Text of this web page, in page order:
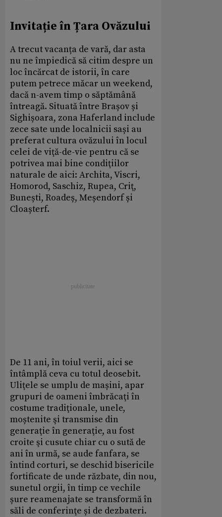
Invitație în Țara Ovăzului
A trecut vacanța de vară, dar asta
nu ne împiedică să citim despre un
loc încărcat de istorii, în care
putem petrece măcar un weekend,
dacă n-avem timp o săptămână
întreagă. Situată între Brașov și
Sighișoara, zona Haferland include
zece sate unde localnicii sași au
preferat cultura ovăzului în locul
celei de viţă-de-vie pentru că se
potrivea mai bine condiţiilor
naturale de aici: Archita, Viscri,
Homorod, Saschiz, Rupea, Criţ,
Bunești, Roadeș, Meșendorf și
Cloașterf.
De 11 ani, în toiul verii, aici se
întâmplă ceva cu totul deosebit.
Uliţele se umplu de mașini, apar
grupuri de oameni îmbrăcaţi în
costume tradiţionale, unele,
moștenite şi transmise din
generaţie în generaţie, au fost
croite şi cusute chiar cu o sută de
ani în urmă, se aude fanfara, se
întind corturi, se deschid bisericile
fortificate de unde răzbate, din nou,
sunetul orgii, în timp ce vechile
șure reamenajate se transformă în
săli de conferinţe și de dezbateri.